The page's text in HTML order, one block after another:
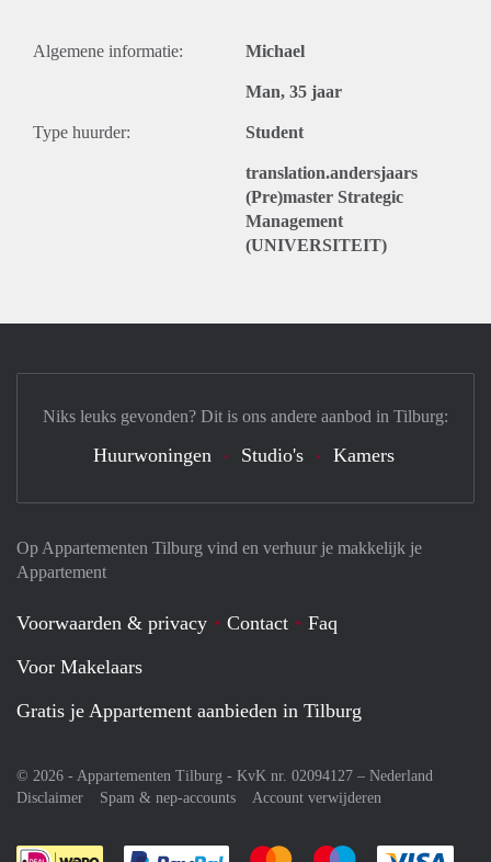
Algemene informatie: Michael
Man, 35 jaar
Type huurder: Student
translation.andersjaars
(Pre)master Strategic
Management
(UNIVERSITEIT)
Op Appartementen Tilburg vind en verhuur je makkelijk je
Appartement
Voorwaarden & privacy Contact
Faq
Voor Makelaars
Gratis je Appartement aanbieden in Tilburg
© 2026 - Appartementen Tilburg - KvK nr. 02094127 – Nederland
Disclaimer
Spam & nep-accounts Account verwijderen
Niks leuks gevonden? Dit is ons andere aanbod in Tilburg:
Huurwoningen Studio's Kamers